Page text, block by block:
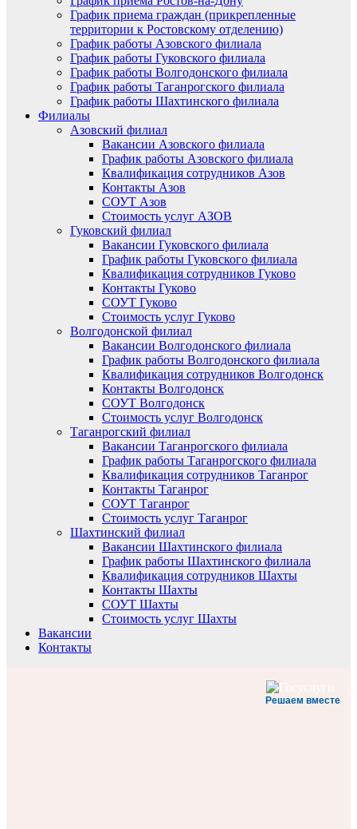
График приема граждан (прикрепленные
территории к Ростовскому отделению)
График работы Азовского филиала
График работы Гуковского филиала
График работы Волгодонского филиала
График работы Таганрогского филиала
График работы Шахтинского филиала
Филиалы
Азовский филиал
Вакансии Азовского филиала
График работы Азовского филиала
Квалификация сотрудников Азов
Контакты Азов
СОУТ Азов
Стоимость услуг АЗОВ
Гуковский филиал
Вакансии Гуковского филиала
График работы Гуковского филиала
Квалификация сотрудников Гуково
Контакты Гуково
СОУТ Гуково
Стоимость услуг Гуково
Волгодонской филиал
Вакансии Волгодонского филиала
График работы Волгодонского филиала
Квалификация сотрудников Волгодонск
Контакты Волгодонск
СОУТ Волгодонск
Стоимость услуг Волгодонск
Таганрогский филиал
Вакансии Таганрогского филиала
График работы Таганрогского филиала
Квалификация сотрудников Таганрог
Контакты Таганрог
СОУТ Таганрог
Стоимость услуг Таганрог
Шахтинский филиал
Вакансии Шахтинского филиала
График работы Шахтинского филиала
Квалификация сотрудников Шахты
Контакты Шахты
СОУТ Шахты
Стоимость услуг Шахты
Вакансии
Контакты
Решаем вместе